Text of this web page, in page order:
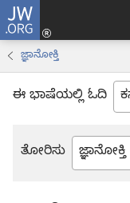
JW.ORG
ಜ್ಞಾನೋಕ್ತಿ
ಈ ಭಾಷೆಯಲ್ಲಿ ಓದಿ
ತೋರಿಸು
ಬೈಬಲ್